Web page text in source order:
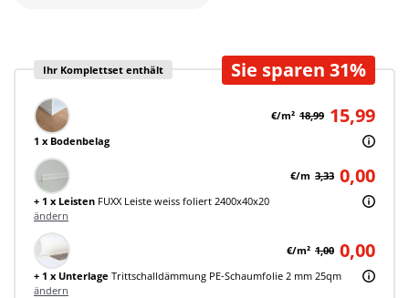
Ihr Komplettset enthält Sie sparen 31%
1 x Bodenbelag
15,99
€/m² 18,99
+ 1 x Leisten FUXX Leiste weiss foliert 2400x40x20
ändern
0,00
€/m 3,33
+ 1 x Unterlage Trittschalldämmung PE-Schaumfolie 2 mm 25qm
ändern
0,00
€/m² 1,00